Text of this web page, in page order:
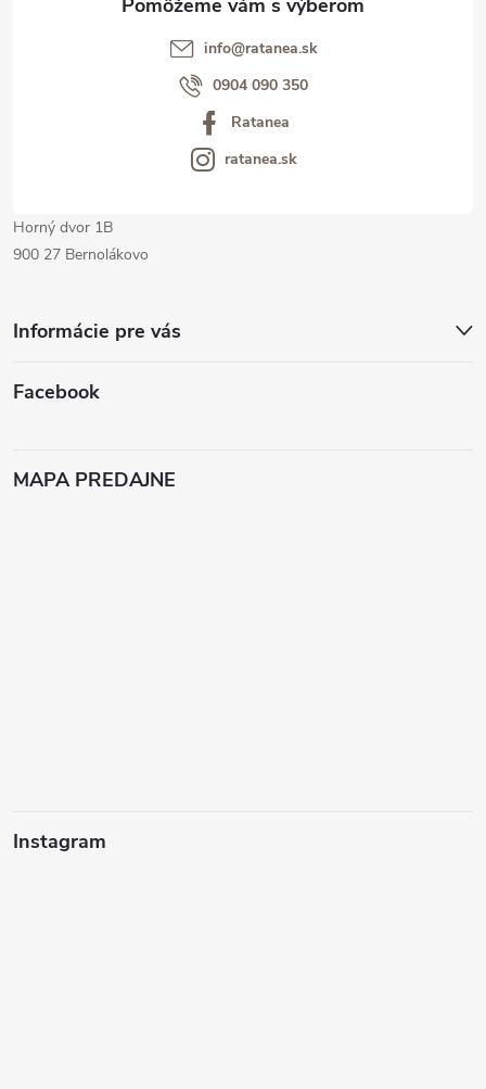
Informácie pre vás
Facebook
info@ratanea.sk
0904 090 350
Ratanea
ratanea.sk
Horný dvor 1B
900 27 Bernolákovo
MAPA PREDAJNE
Instagram